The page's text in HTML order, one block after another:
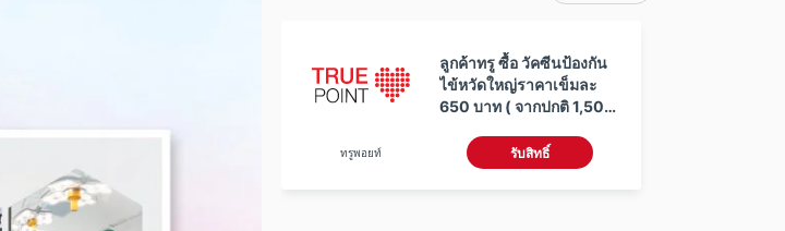
ลูกค้าทรู ซื้อ วัคซีนป้องกัน
ไข้หวัดใหญ่ราคาเข็มละ
650 บาท ( จากปกติ 1,500
ทรูพอยท์ รับสิทธิ์